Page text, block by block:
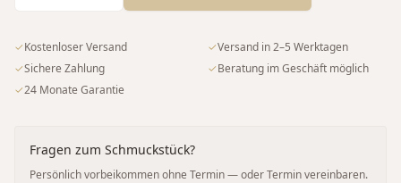
✓Kostenloser Versand ✓Versand in 2–5 Werktagen
✓Sichere Zahlung ✓Beratung im Geschäft möglich
✓24 Monate Garantie
Fragen zum Schmuckstück?
Persönlich vorbeikommen ohne Termin — oder Termin vereinbaren.